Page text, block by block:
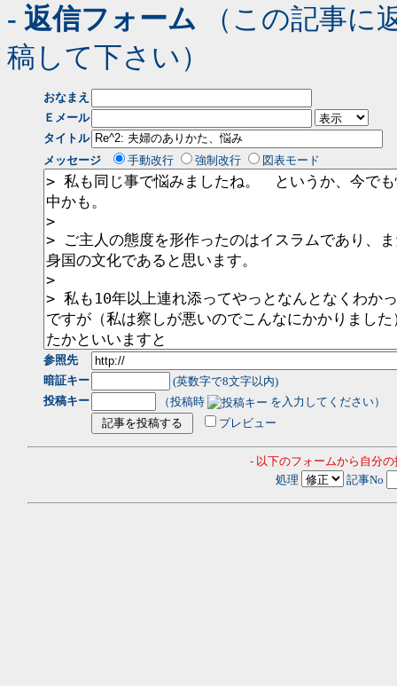
- 返信フォーム （この記事に
稿して下さい）
おなまえ
Ｅメール
タイトル
メッセージ
手動改行 強制改行 図表モード
参照先
暗証キー
(英数字で8文字以内)
投稿キー
（投稿時
を入力してください）
プレビュー
- 以下のフォームから自分
処理
記事No